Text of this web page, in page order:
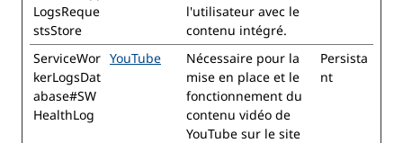
LogsReque
stsStore
l'utilisateur avec le
contenu intégré.
ServiceWor
kerLogsDat
abase#SW
HealthLog
YouTube
Nécessaire pour la
mise en place et le
fonctionnement du
contenu vidéo de
YouTube sur le site
Persista
nt